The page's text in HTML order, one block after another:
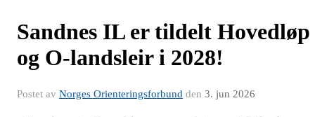
Sandnes IL er tildelt Hovedløp
og O-landsleir i 2028!
Postet av Norges Orienteringsforbund den 3. jun 2026